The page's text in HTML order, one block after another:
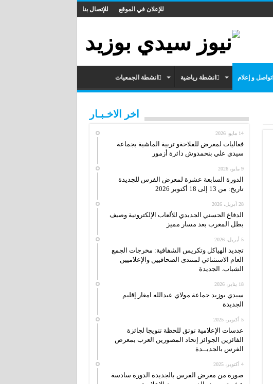
للإتصال بنا للإعلان في الموقع
انشطة الجمعيات انشطة رياضية تواصل و إعلام
اخر الاخـبـار
14 مايو، 2026
فعاليات لمعرض للفلاحةو تربية الماشية بجماعة
سيدي علي بنحمدوش دائرة أزمور
9 مايو، 2026
الدورة السابعة عشرة لمعرض الفرس للجديدة
تاريخ: من 13 إلى 18 أكتوبر 2026
28 أبريل، 2026
الدفاع الحسني الجديدي للألعاب الإلكترونية وصيف
بطل المغرب بعد مسار مميز
5 أبريل، 2026
تجديد الهياكل وتكريس الشفافية: مخرجات الجمع
العام الاستثنائي لمنتدى الصحافيين والإعلاميين
الشباب. الجديدة
18 يناير، 2026
سيدي بوزيد جماعة مولاي عبدالله امغار إقليم
الجديدة
5 أكتوبر، 2025
عدسات الإعلامية توتق للحظة تتويجا لجائزة
الفائزين الجوائز إتحاد المصورين العرب بمعرض
الفرس بالجديــدة
4 أكتوبر، 2025
صورة من معرض الفرس بالجديدة الدورة سادسة